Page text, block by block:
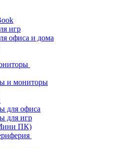
игр
офиса и дома
и мониторы
для офиса
для игр
ПК)